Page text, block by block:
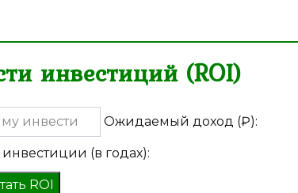
инвестиций (ROI)
Ожидаемый доход (₽):
(в годах):
ROI